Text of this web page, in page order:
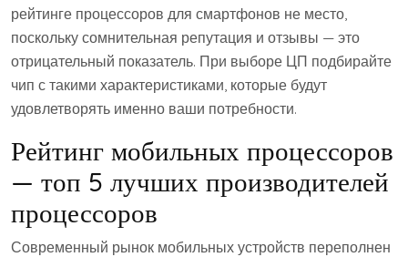
рейтинге процессоров для смартфонов не место,
поскольку сомнительная репутация и отзывы — это
отрицательный показатель. При выборе ЦП подбирайте
чип с такими характеристиками, которые будут
удовлетворять именно ваши потребности.
Рейтинг мобильных процессоров
— топ 5 лучших производителей
процессоров
Современный рынок мобильных устройств переполнен